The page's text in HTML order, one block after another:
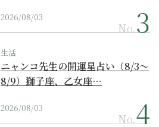
2026/08/03
No.
生活
ニャンコ先生の開運星占い（8/3～
8/9）獅子座、乙女座…
2026/08/03
No.